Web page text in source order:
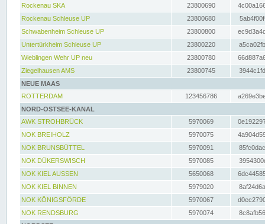
Rockenau SKA
23800690
Rockenau Schleuse UP
23800680
Schwabenheim Schleuse UP
23800800
Untertürkheim Schleuse UP
23800220
Wieblingen Wehr UP neu
23800780
Ziegelhausen AMS
23800745
NEUE MAAS
ROTTERDAM
123456786
NORD-OSTSEE-KANAL
AWK STROHBRÜCK
5970069
NOK BREIHOLZ
5970075
NOK BRUNSBÜTTEL
5970091
NOK DÜKERSWISCH
5970085
NOK KIEL AUSSEN
5650068
NOK KIEL BINNEN
5979020
NOK KÖNIGSFÖRDE
5970067
NOK RENDSBURG
5970074